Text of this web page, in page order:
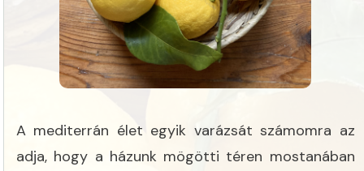
A mediterrán élet egyik varázsát számomra az
adja, hogy a házunk mögötti téren mostanában